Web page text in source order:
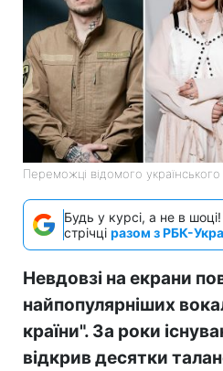
Переможці відомого
Будь у курсі, а не в
стрічці разом з РБК-
Невдовзі на екрани
найпопулярніших
країни". За роки
відкрив десятки